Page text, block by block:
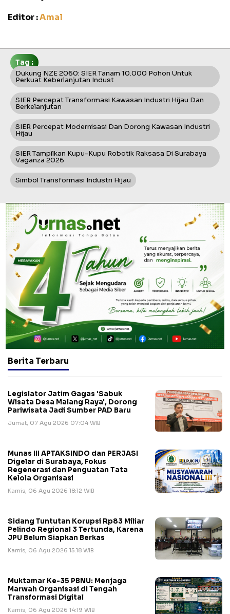
Editor :Amal
Tag :
Dukung NZE 2060: SIER Tanam 10.000 Pohon Untuk
Perkuat Keberlanjutan Indust
SIER Percepat Transformasi Kawasan Industri Hijau Dan
Berkelanjutan
SIER Percepat Modernisasi Dan Dorong Kawasan Industri
Hijau
SIER Tampilkan Kupu-Kupu Robotik Raksasa Di Surabaya
Vaganza 2026
Simbol Transformasi Industri Hijau
Berita Terbaru
Legislator Jatim Gagas 'Sabuk
Wisata Desa Malang Raya', Dorong
Pariwisata Jadi Sumber PAD Baru
Jumat, 07 Agu 2026 07:04 WIB
Munas III APTAKSINDO dan PERJASI
Digelar di Surabaya, Fokus
Regenerasi dan Penguatan Tata
Kelola Organisasi
Kamis, 06 Agu 2026 18:12 WIB
Sidang Tuntutan Korupsi Rp83 Miliar
Pelindo Regional 3 Tertunda, Karena
JPU Belum Siapkan Berkas
Kamis, 06 Agu 2026 15:18 WIB
Muktamar Ke-35 PBNU: Menjaga
Marwah Organisasi di Tengah
Transformasi Digital
Kamis, 06 Agu 2026 14:19 WIB